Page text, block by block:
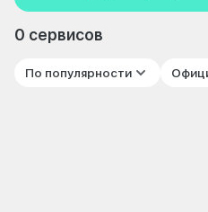
0 сервисов
По популярности